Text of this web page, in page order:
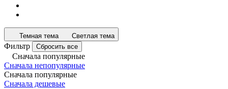
Темная тема Светлая тема
Фильтр Сбросить все
Сначала популярные
Сначала непопулярные
Сначала популярные
Сначала дешевые